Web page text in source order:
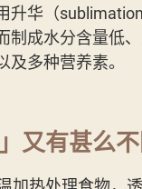
升华（
制成水分含量低
多种营养素。
又有甚么不